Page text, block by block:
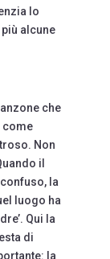
lo
alcune
che
come
Non
il
la
luogo ha
Qui la
di
la